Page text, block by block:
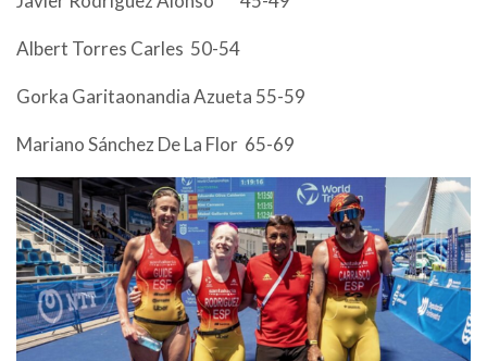
Albert Torres Carles 50-54
Gorka Garitaonandia Azueta 55-59
Mariano Sánchez De La Flor 65-69